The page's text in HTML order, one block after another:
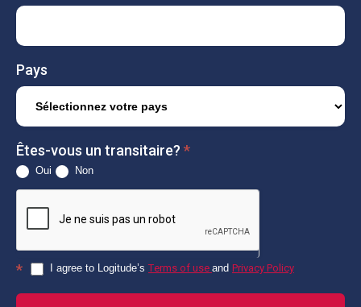
Pays
Êtes-vous un transitaire? *
Oui Non
* I agree to Logitude’s Тerms of use and Privacy Policy